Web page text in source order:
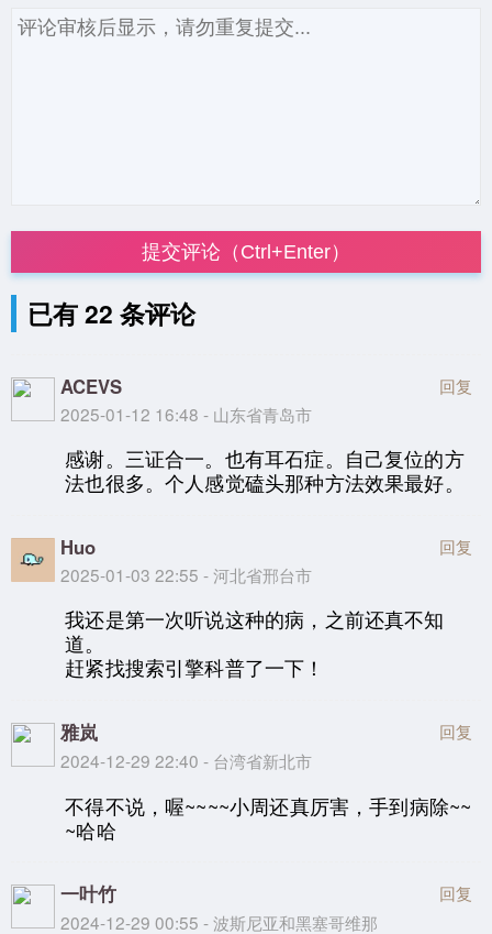
提交评论（Ctrl+Enter）
已有 22 条评论
ACEVS
2025-01-12 16:48 - 山东省青岛市
回复
感谢。三证合一。也有耳石症。自己复位的方
法也很多。个人感觉磕头那种方法效果最好。
Huo
2025-01-03 22:55 - 河北省邢台市
回复
我还是第一次听说这种的病，之前还真不知
道。
赶紧找搜索引擎科普了一下！
雅岚
2024-12-29 22:40 - 台湾省新北市
回复
不得不说，喔~~~~小周还真厉害，手到病除~~
~哈哈
一叶竹
2024-12-29 00:55 - 波斯尼亚和黑塞哥维那
回复